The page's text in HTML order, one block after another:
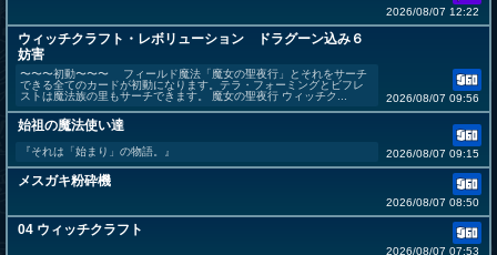
2026/08/07 12:22
ウィッチクラフト・レボリューション ドラグーン込み６
妨害
〜〜〜初動〜〜〜 フィールド魔法「魔女の聖夜行」とそれをサーチ
できる全てのカードが初動になります。テラ・フォーミングとビフレ
ストは魔法族の里もサーチできます。 魔女の聖夜行 ウィッチク...
2026/08/07 09:56
始祖の魔法使い達
『それは「始まり」の物語。』 2026/08/07 09:15
メスガキ粉砕機
2026/08/07 08:50
04 ウィッチクラフト
2026/08/07 07:53